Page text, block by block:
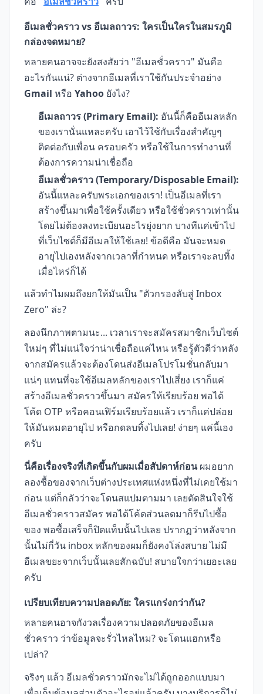
อีเมลชั่วคราว vs อีเมลถาวร: ใครเป็นใครในสมรภูมิ
กล่องจดหมาย?
หลายคนอาจจะยังสงสัยว่า "อีเมลชั่วคราว" มันคือ
อะไรกันแน่? ต่างจากอีเมลที่เราใช้กันประจำอย่าง
Gmail หรือ Yahoo ยังไง?
อีเมลถาวร (Primary Email): อันนี้ก็คืออีเมลหลัก
ของเรานั่นแหละครับ เอาไว้ใช้กับเรื่องสำคัญๆ
ติดต่อกับเพื่อน ครอบครัว หรือใช้ในการทำงานที่
ต้องการความน่าเชื่อถือ
อีเมลชั่วคราว (Temporary/Disposable Email):
อันนี้แหละครับพระเอกของเรา! เป็นอีเมลที่เรา
สร้างขึ้นมาเพื่อใช้ครั้งเดียว หรือใช้ชั่วคราวเท่านั้น
โดยไม่ต้องลงทะเบียนอะไรยุ่งยาก บางทีแค่เข้าไป
ที่เว็บไซต์ก็มีอีเมลให้ใช้เลย! ข้อดีคือ มันจะหมด
อายุไปเองหลังจากเวลาที่กำหนด หรือเราจะลบทิ้ง
เมื่อไหร่ก็ได้
แล้วทำไมผมถึงยกให้มันเป็น "ตัวกรองลับสู่ Inbox
Zero" ล่ะ?
ลองนึกภาพตามนะ... เวลาเราจะสมัครสมาชิกเว็บไซต์
ใหม่ๆ ที่ไม่แน่ใจว่าน่าเชื่อถือแค่ไหน หรือรู้ตัวดีว่าหลัง
จากสมัครแล้วจะต้องโดนส่งอีเมลโปรโมชั่นกลับมา
แน่ๆ แทนที่จะใช้อีเมลหลักของเราไปเสี่ยง เราก็แค่
สร้างอีเมลชั่วคราวขึ้นมา สมัครให้เรียบร้อย พอได้
โค้ด OTP หรือคอนเฟิร์มเรียบร้อยแล้ว เราก็แค่ปล่อย
ให้มันหมดอายุไป หรือกดลบทิ้งไปเลย! ง่ายๆ แค่นี้เอง
ครับ
นี่คือเรื่องจริงที่เกิดขึ้นกับผมเมื่อสัปดาห์ก่อนผมอยาก
ลองซื้อของจากเว็บต่างประเทศแห่งหนึ่งที่ไม่เคยใช้มา
ก่อน แต่ก็กลัวว่าจะโดนสแปมตามมา เลยตัดสินใจใช้
อีเมลชั่วคราวสมัคร พอได้โค้ดส่วนลดมาก็รีบไปซื้อ
ของ พอซื้อเสร็จก็ปิดแท็บนั้นไปเลย ปรากฏว่าหลังจาก
นั้นไม่กี่วัน inbox หลักของผมก็ยังคงโล่งสบาย ไม่มี
อีเมลขยะจากเว็บนั้นเลยสักฉบับ! สบายใจกว่าเยอะเลย
ครับ
เปรียบเทียบความปลอดภัย: ใครแกร่งกว่ากัน?
หลายคนอาจกังวลเรื่องความปลอดภัยของอีเมล
ชั่วคราว ว่าข้อมูลจะรั่วไหลไหม? จะโดนแฮกหรือ
เปล่า?
จริงๆ แล้ว อีเมลชั่วคราวมักจะไม่ได้ถูกออกแบบมา